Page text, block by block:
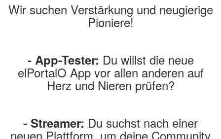
Wir suchen Verstärkung und neugierige
Pioniere!
- App-Tester: Du willst die neue
elPortalO App vor allen anderen auf
Herz und Nieren prüfen?
- Streamer: Du suchst nach einer
neuen Plattform, um deine Community